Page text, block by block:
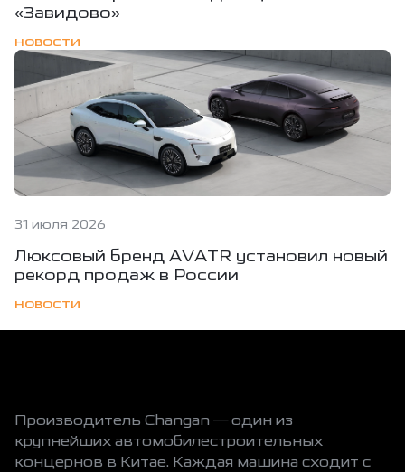
«Завидово»
НОВОСТИ
31 июля 2026
Люксовый бренд AVATR установил новый
рекорд продаж в России
НОВОСТИ
Производитель Changan — один из
крупнейших автомобилестроительных
концернов в Китае. Каждая машина сходит с